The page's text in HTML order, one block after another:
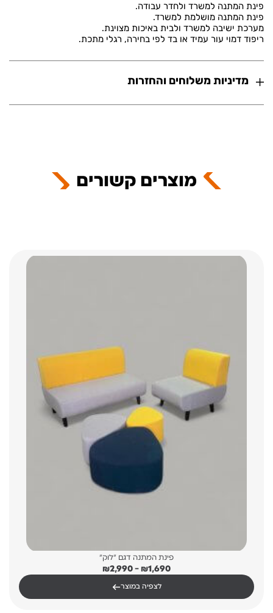
פינת המתנה למשרד ולחדר עבודה.
פינת המתנה מושלמת למשרד.
מערכת ישיבה למשרד ולבית באיכות מצוינת.
ריפוד דמוי עור עמיד או בד לפי בחירה, רגלי מתכת.
מדיניות משלוחים והחזרות
מוצרים קשורים
פינת המתנה דגם "לוק"
₪1,690
–
₪2,990 טווח
עד
←לצפיה במוצר